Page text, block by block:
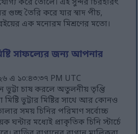
করে তোলে। এই সুন্দর চিরহরিৎ
গুচ্ছ তৈরি করে যার স্বাদ পীচ,
এক মনোরম মিশ্রণের মতো।
সাফল্যের জন্য আপনার
এ ১০:৪৩:৩৭ PM UTC
ভুট্টা চাষ করলে অতুলনীয় তৃপ্তি
ভুট্টার মিষ্টির সাথে আর কোনও
সময় চিনির পরিমাণ সর্বোচ্চ
ঘন্টার মধ্যেই প্রাকৃতিক চিনি স্টার্চে